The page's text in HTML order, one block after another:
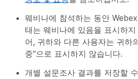
웨비나에 참석하는 동안
태는 웨비나에 있음을 표시하
어, 귀하와 다른 사용자는 귀하
중"으로 표시하지 않습니다.
개별 설문조사 결과를 저장할